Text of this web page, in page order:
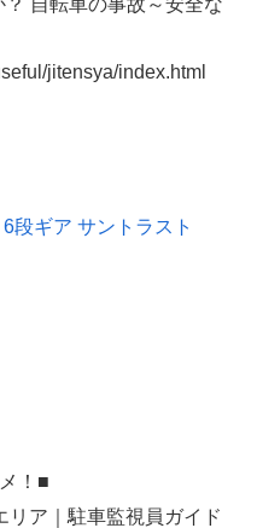
jitensya/index.html
段ギア サントラスト
！■
リア｜駐車監視員ガイド